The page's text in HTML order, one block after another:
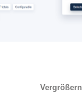
Vergrößern